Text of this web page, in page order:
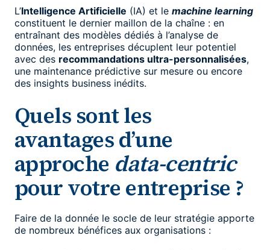
L’Intelligence Artificielle (IA) et le machine learning
constituent le dernier maillon de la chaîne : en
entraînant des modèles dédiés à l’analyse de
données, les entreprises décuplent leur potentiel
avec des recommandations ultra-personnalisées,
une maintenance prédictive sur mesure ou encore
des insights business inédits.
Quels sont les
avantages d’une
approche data-centric
pour votre entreprise ?
Faire de la donnée le socle de leur stratégie apporte
de nombreux bénéfices aux organisations :